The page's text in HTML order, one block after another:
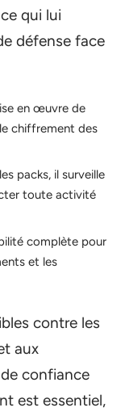
qui lui
défense face
en œuvre de
chiffrement des
packs, il surveille
toute activité
complète pour
et les
contre les
aux
confiance
est essentiel,